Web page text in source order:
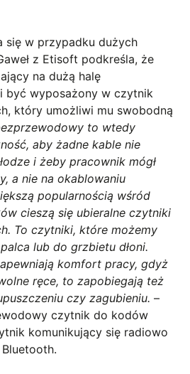
się w przypadku dużych
z Etisoft podkreśla, że
na dużą halę
być wyposażony w czytnik
który umożliwi mu swobodną
to wtedy
aby żadne kable nie
i żeby pracownik mógł
a nie na okablowaniu
popularnością wśród
cieszą się ubieralne czytniki
To czytniki, które możemy
lub do grzbietu dłoni.
komfort pracy, gdyż
ręce, to zapobiegają też
czy zagubieniu. –
czytnik do kodów
komunikujący się radiowo